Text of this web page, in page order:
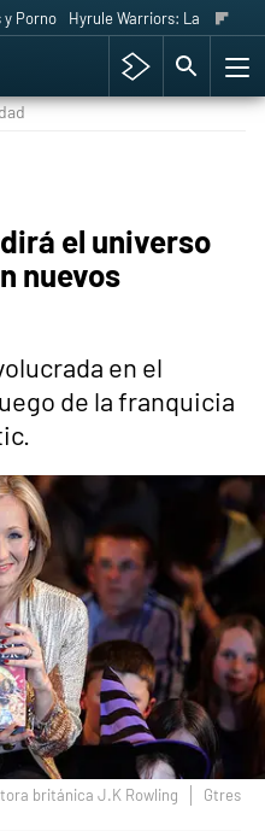
y Porno Hyrule Warriors: La Era del
el universo
nuevos
en el
de la franquicia
británica J.K Rowling Gtres